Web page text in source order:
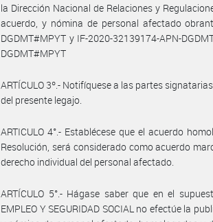
la Dirección Nacional de Relaciones y
acuerdo, y nómina de personal afectado
DGDMT#MPYT y IF-2020-32139174-APN-
DGDMT#MPYT
ARTÍCULO 3º.- Notifíquese a las partes
del presente legajo.
ARTICULO 4°.- Establécese que el acuerdo
Resolución, será considerado como acuerdo
derecho individual del personal afectado.
ARTÍCULO 5°.- Hágase saber que en el
EMPLEO Y SEGURIDAD SOCIAL no efectúe la